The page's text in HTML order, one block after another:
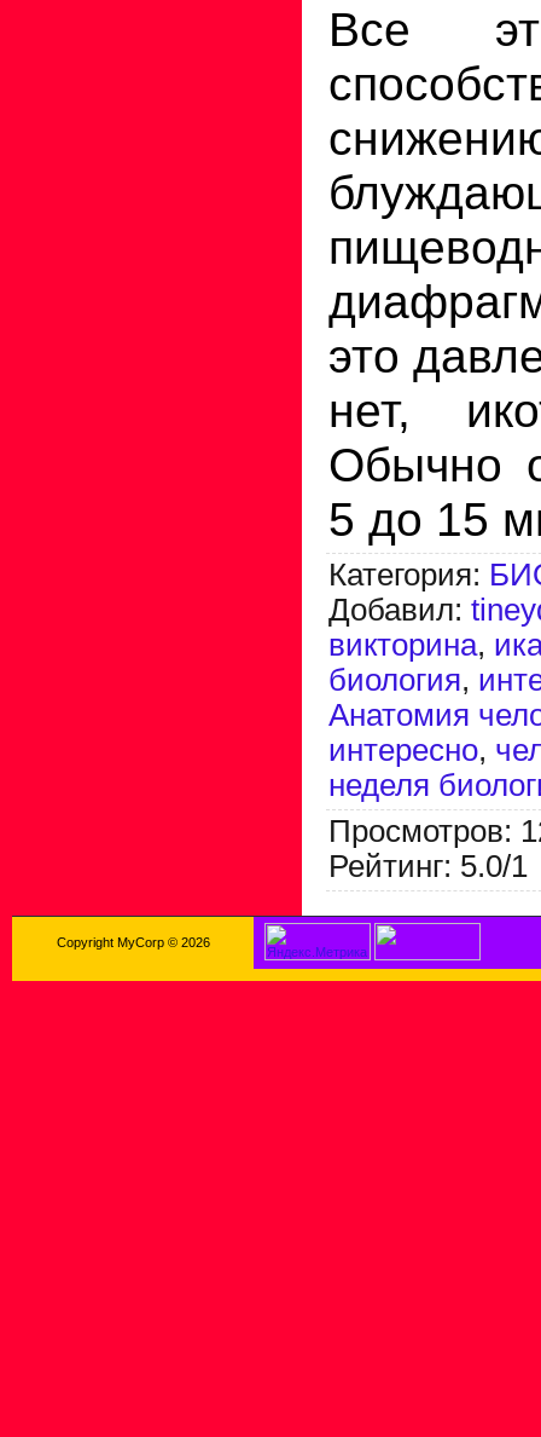
Все
это
нет,
Обычно
5 до 15
Категория:
Добавил:
викторина,
биология,
Анатомия
интересно,
неделя
Просмотров:
Рейтинг: 5.0/1
Copyright MyCorp © 2026